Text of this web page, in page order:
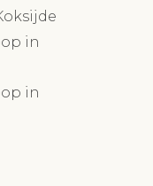
in
in